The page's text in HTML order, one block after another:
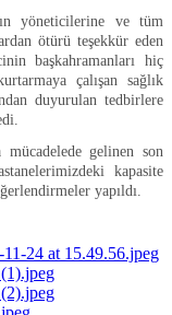
yöneticilerine ve tüm
ötürü teşekkür eden
başkahramanları hiç
çalışan sağlık
duyurulan tedbirlere
mücadelede gelinen son
kapasite
yapıldı.